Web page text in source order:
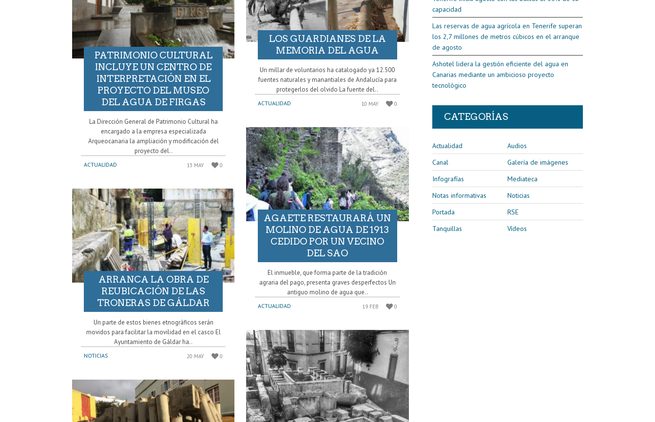
PATRIMONIO CULTURAL
INCLUYE UN CENTRO DE
INTERPRETACIÓN EN EL
PROYECTO DEL MUSEO
DEL AGUA DE FIRGAS
La Dirección General de Patrimonio Cultural ha
encargado a la empresa especializada
Arqueocanaria la ampliación y modificación del
proyecto del..
ACTUALIDAD 13 MAY 0
ARRANCA LA OBRA DE
REUBICACIÓN DE LAS
TRONERAS DE GÁLDAR
Un parte de estos bienes etnográficos serán
movidos para facilitar la movilidad en el casco El
Ayuntamiento de Gáldar ha..
NOTICIAS 20 MAY 0
LOS GUARDIANES DE LA
MEMORIA DEL AGUA
Un millar de voluntarios ha catalogado ya 12.500
fuentes naturales y manantiales de Andalucía para
protegerlos del olvido La fuente del..
ACTUALIDAD 10 MAY 0
AGAETE RESTAURARÁ UN
MOLINO DE AGUA DE 1913
CEDIDO POR UN VECINO
DEL SAO
El inmueble, que forma parte de la tradición
agraria del pago, presenta graves desperfectos Un
antiguo molino de agua que..
ACTUALIDAD 19 FEB 0
capacidad
Las reservas de agua agrícola en Tenerife superan
los 2,7 millones de metros cúbicos en el arranque
de agosto
Ashotel lidera la gestión eficiente del agua en
Canarias mediante un ambicioso proyecto
tecnológico
CATEGORÍAS
Actualidad
Audios
Canal
Galería de imágenes
Infografías
Mediateca
Notas informativas
Noticias
Portada
RSE
Tanquillas
Vídeos